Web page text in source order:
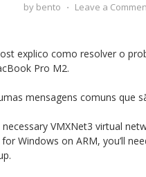
by bento ⋅ Leave a
explico como resolver o
Pro M2.
mensagens comuns que
VMXNet3 virtual
Windows on ARM, you’ll